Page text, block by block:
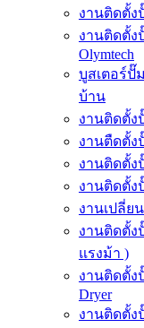
งานติดตั้ง
งานติดตั้ง
Olymtech
บูสเตอร์ปั๊
บ้าน
งานติดตั้ง
งานตืดตั้ง
งานติดตั้ง
งานติดตั้ง
งานเปลี่ย
งานติดตั้ง
แรงม้า )
งานติดตั้ง
Dryer
งานติดตั้ง